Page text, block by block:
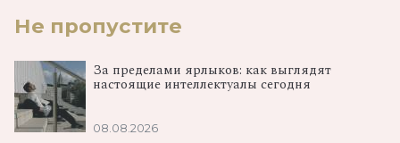
Не пропустите
За пределами ярлыков: как выглядят
настоящие интеллектуалы сегодня
08.08.2026